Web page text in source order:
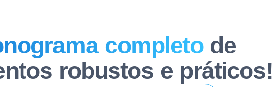
completo de
robustos e práticos!